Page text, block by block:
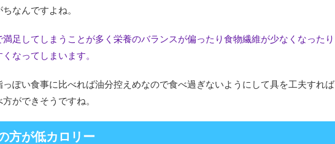
なんですよね。
満足してしまうことが多く栄養のバランスが偏ったり食物繊維が少なくなったり
なってしまいます。
っぽい食事に比べれば油分控えめなので食べ過ぎないようにして具を工夫すれば
ができそうですね。
方が低カロリー